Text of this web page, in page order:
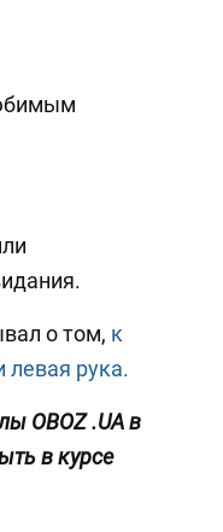
о том, к
левая рука.
OBOZ .UA в
в курсе